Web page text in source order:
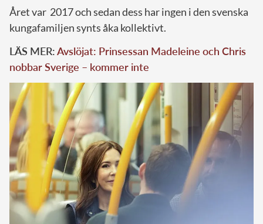
Året var 2017 och sedan dess har ingen i den svenska
kungafamiljen synts åka kollektivt.
LÄS MER:Avslöjat: Prinsessan Madeleine och Chris
nobbar Sverige – kommer inte